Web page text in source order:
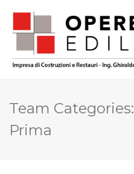
Team Categories:
Prima